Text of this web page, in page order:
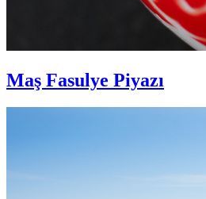
Maş Fasulye Piyazı